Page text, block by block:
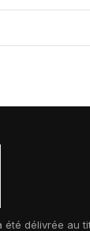
été délivrée au